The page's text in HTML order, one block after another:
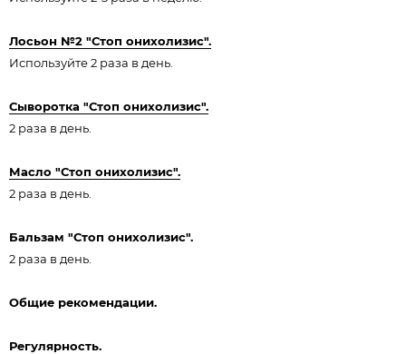
Лосьон №2 "Стоп онихолизис".
Используйте 2 раза в день.
Сыворотка "Стоп онихолизис".
2 раза в день.
Масло "Стоп онихолизис".
2 раза в день.
Бальзам "Стоп онихолизис".
2 раза в день.
Общие рекомендации.
Регулярность.